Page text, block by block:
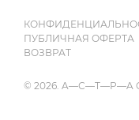
ПУБЛИЧНАЯ ОФЕРТА
ВОЗВРАТ
© 2026. A—С—T—Р—A